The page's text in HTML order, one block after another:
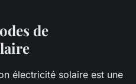
de
électricité solaire est une